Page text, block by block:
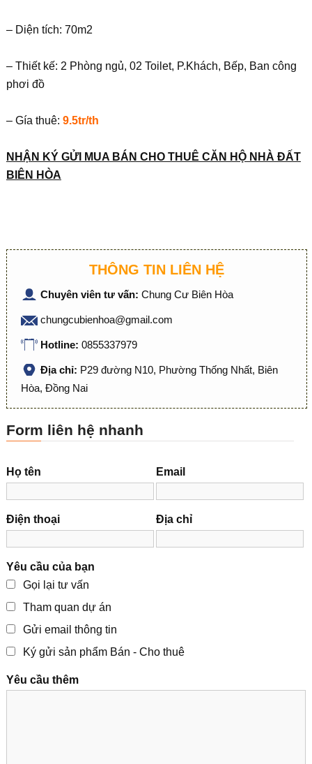
– Diện tích: 70m2
– Thiết kế: 2 Phòng ngủ, 02 Toilet, P.Khách, Bếp, Ban công
phơi đồ
– Gía thuê: 9.5tr/th
NHẬN KÝ GỬI MUA BÁN CHO THUÊ CĂN HỘ NHÀ ĐẤT
BIÊN HÒA
THÔNG TIN LIÊN HỆ
Chuyên viên tư vấn: Chung Cư Biên Hòa
chungcubienhoa@gmail.com
Hotline: 0855337979
Địa chỉ: P29 đường N10, Phường Thống Nhất, Biên
Hòa, Đồng Nai
Form liên hệ nhanh
Họ tên Email
Điện thoại Địa chỉ
Yêu cầu của bạn
Gọi lại tư vấn
Tham quan dự án
Gửi email thông tin
Ký gửi sản phẩm Bán - Cho thuê
Yêu cầu thêm